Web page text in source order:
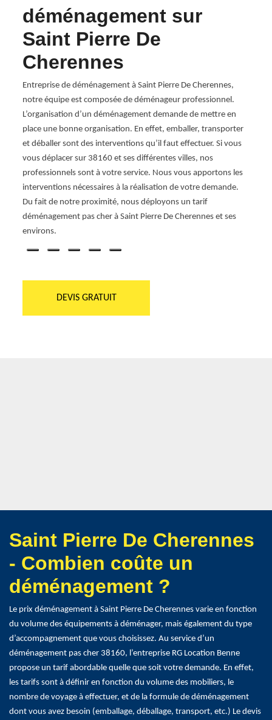
déménagement sur
Saint Pierre De
Cherennes
Entreprise de déménagement à Saint Pierre De Cherennes,
notre équipe est composée de déménageur professionnel.
L’organisation d’un déménagement demande de mettre en
place une bonne organisation. En effet, emballer, transporter
et déballer sont des interventions qu’il faut effectuer. Si vous
vous déplacer sur 38160 et ses différentes villes, nos
professionnels sont à votre service. Nous vous apportons les
interventions nécessaires à la réalisation de votre demande.
Du fait de notre proximité, nous déployons un tarif
déménagement pas cher à Saint Pierre De Cherennes et ses
environs.
DEVIS GRATUIT
Saint Pierre De Cherennes
- Combien coûte un
déménagement ?
Le prix déménagement à Saint Pierre De Cherennes varie en fonction
du volume des équipements à déménager, mais également du type
d’accompagnement que vous choisissez. Au service d’un
déménagement pas cher 38160, l’entreprise RG Location Benne
propose un tarif abordable quelle que soit votre demande. En effet,
les tarifs sont à définir en fonction du volume des mobiliers, le
nombre de voyage à effectuer, et de la formule de déménagement
dont vous avez besoin (emballage, déballage, transport, etc.) Le devis